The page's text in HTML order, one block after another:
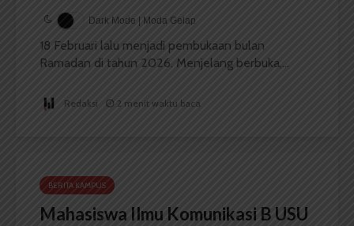
Dark Mode | Moda Gelap
18 Februari lalu menjadi pembukaan bulan
Ramadan di tahun 2026. Menjelang berbuka,...
Redaksi 2 menit waktu baca
BERITA KAMPUS
Mahasiswa Ilmu Komunikasi B USU